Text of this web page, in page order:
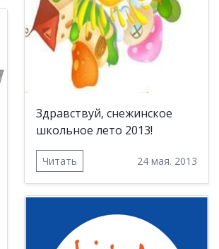
Здравствуй, снежинское
школьное лето 2013!
Читать 24 мая. 2013